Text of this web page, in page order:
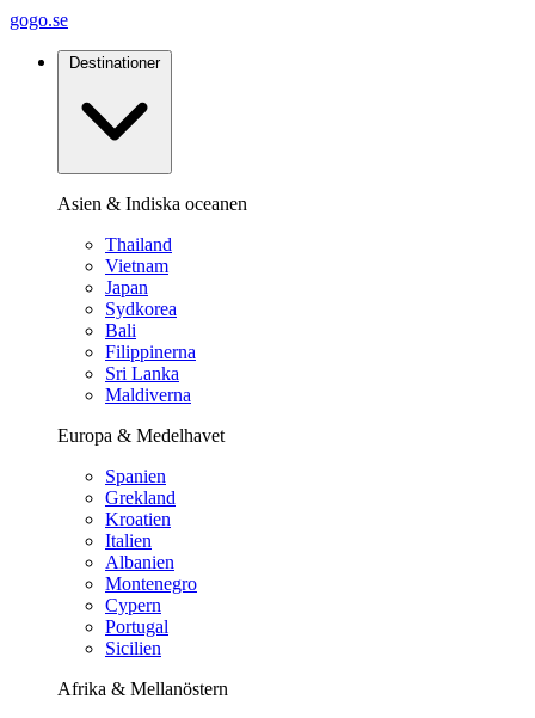
gogo.se
Destinationer
Asien & Indiska oceanen
Thailand
Vietnam
Japan
Sydkorea
Bali
Filippinerna
Sri Lanka
Maldiverna
Europa & Medelhavet
Spanien
Grekland
Kroatien
Italien
Albanien
Montenegro
Cypern
Portugal
Sicilien
Afrika & Mellanöstern